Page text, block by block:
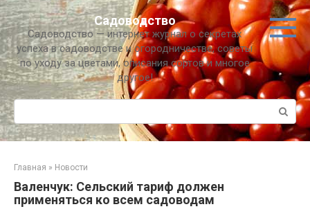
Перейти
к
контенту
Садоводство
Садоводство — интернет журнал о секретах
успеха в садоводстве и огородничестве, советы
по уходу за цветами, описания сортов и многое
другое!
Поиск:
Главная » Новости
Валенчук: Сельский тариф должен
применяться ко всем садоводам